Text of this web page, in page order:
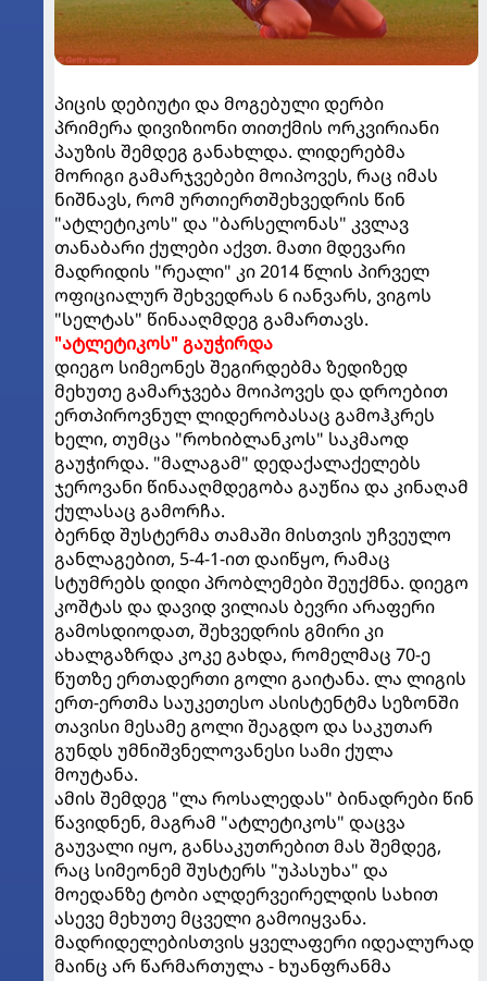
პიცის დებიუტი და მოგებული დერბი
პრიმერა დივიზიონი თითქმის ორკვირიანი
პაუზის შემდეგ განახლდა. ლიდერებმა
მორიგი გამარჯვებები მოიპოვეს, რაც იმას
ნიშნავს, რომ ურთიერთშეხვედრის წინ
"ატლეტიკოს" და "ბარსელონას" კვლავ
თანაბარი ქულები აქვთ. მათი მდევარი
მადრიდის "რეალი" კი 2014 წლის პირველ
ოფიციალურ შეხვედრას 6 იანვარს, ვიგოს
"სელტას" წინააღმდეგ გამართავს.
"ატლეტიკოს" გაუჭირდა
დიეგო სიმეონეს შეგირდებმა ზედიზედ
მეხუთე გამარჯვება მოიპოვეს და დროებით
ერთპიროვნულ ლიდერობასაც გამოჰკრეს
ხელი, თუმცა "როხიბლანკოს" საკმაოდ
გაუჭირდა. "მალაგამ" დედაქალაქელებს
ჯეროვანი წინააღმდეგობა გაუწია და კინაღამ
ქულასაც გამორჩა.
ბერნდ შუსტერმა თამაში მისთვის უჩვეულო
განლაგებით, 5-4-1-ით დაიწყო, რამაც
სტუმრებს დიდი პრობლემები შეუქმნა. დიეგო
კოშტას და დავიდ ვილიას ბევრი არაფერი
გამოსდიოდათ, შეხვედრის გმირი კი
ახალგაზრდა კოკე გახდა, რომელმაც 70-ე
წუთზე ერთადერთი გოლი გაიტანა. ლა ლიგის
ერთ-ერთმა საუკეთესო ასისტენტმა სეზონში
თავისი მესამე გოლი შეაგდო და საკუთარ
გუნდს უმნიშვნელოვანესი სამი ქულა
მოუტანა.
ამის შემდეგ "ლა როსალედას" ბინადრები წინ
წავიდნენ, მაგრამ "ატლეტიკოს" დაცვა
გაუვალი იყო, განსაკუთრებით მას შემდეგ,
რაც სიმეონემ შუსტერს "უპასუხა" და
მოედანზე ტობი ალდერვეირელდის სახით
ასევე მეხუთე მცველი გამოიყვანა.
მადრიდელებისთვის ყველაფერი იდეალურად
მაინც არ წარმართულა - ხუანფრანმა